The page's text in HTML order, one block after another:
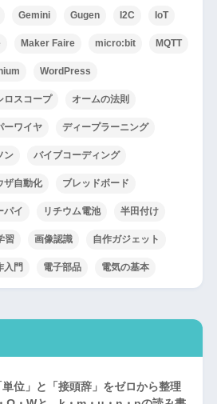
Gemini Gugen I2C IoT
Maker Faire micro:bit MQTT
WordPress
ロスコープ オームの法則
ーワイヤ ディープラーニング
ン バイブコーディング
ザ自動化 ブレッドボード
パイ リチウム電池 半田付け
習 画像認識 自作ガジェット
入門 電子部品 電気の基本
単位」と「接頭辞」をゼロから整理